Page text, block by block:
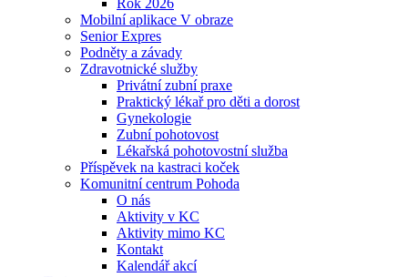
Rok 2026
Mobilní aplikace V obraze
Senior Expres
Podněty a závady
Zdravotnické služby
Privátní zubní praxe
Praktický lékař pro děti a dorost
Gynekologie
Zubní pohotovost
Lékařská pohotovostní služba
Příspěvek na kastraci koček
Komunitní centrum Pohoda
O nás
Aktivity v KC
Aktivity mimo KC
Kontakt
Kalendář akcí